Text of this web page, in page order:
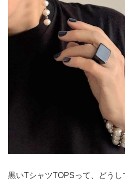
黒いTシャツTOPSって、どう